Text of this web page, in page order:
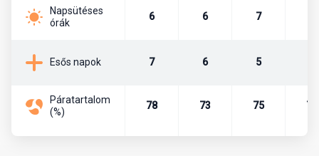
szigetországgal.
mulatt, 16%-a fehér, 10%-a fekete, 1% taino indián.
Napsütéses
órák
6 6 7
Esős napok 7 6 5
Páratartalom
(%)
78 73 75 76